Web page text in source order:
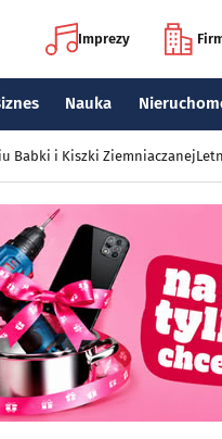
Imprezy
Nauka
Babki i Kiszki Ziemniaczanej